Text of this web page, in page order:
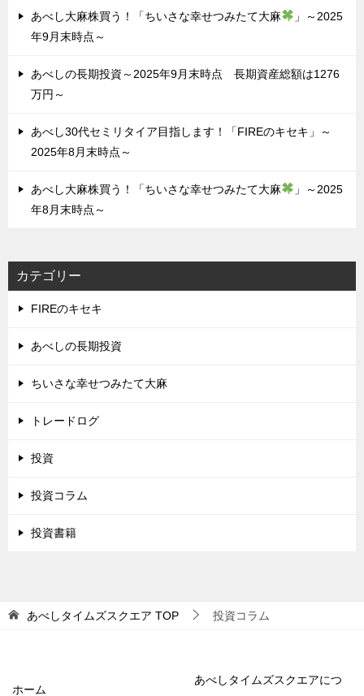
あべし大麻株買う！「ちいさな幸せつみたて大麻
」～2025
年9月末時点～
あべしの長期投資～2025年9月末時点 長期資産総額は1276
万円～
あべし30代セミリタイア目指します！「FIREのキセキ」～
2025年8月末時点～
あべし大麻株買う！「ちいさな幸せつみたて大麻
」～2025
年8月末時点～
カテゴリー
FIREのキセキ
あべしの長期投資
ちいさな幸せつみたて大麻
トレードログ
投資
投資コラム
投資書籍
あべしタイムズスクエア TOP 投資コラム
ホーム
あべしタイムズスクエアにつ